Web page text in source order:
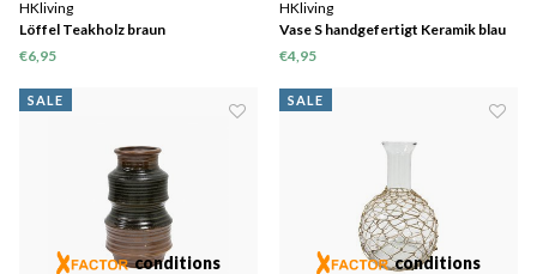
HKliving
Löffel Teakholz braun
€6,95
HKliving
Vase S handgefertigt Keramik blau
8,2x8,2x12,8cm
€4,95
SALE
conditions
SALE
conditions